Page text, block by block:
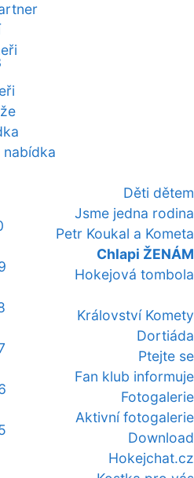
Děti dětem
Jsme jedna rodina
Petr Koukal a Kometa
Chlapi ŽENÁM
Hokejová tombola
Království Komety
Dortiáda
Ptejte se
Fan klub informuje
Fotogalerie
Aktivní fotogalerie
Download
Hokejchat.cz